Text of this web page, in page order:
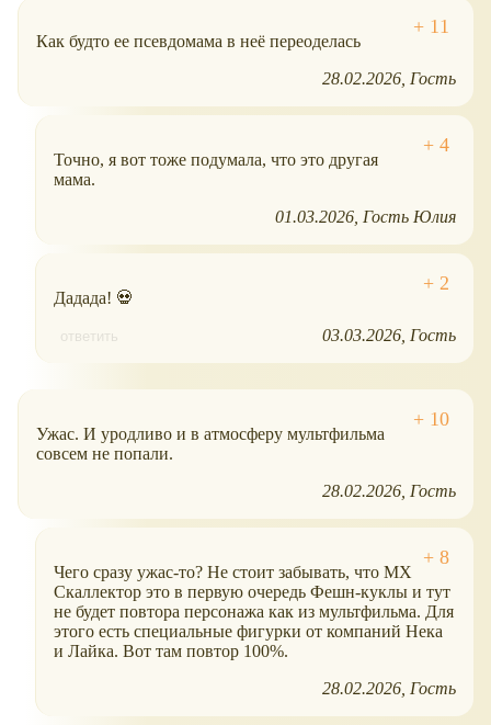
Как будто ее псевдомама в неё переоделась
28.02.2026 Гость
Точно, я вот тоже подумала, что это другая
мама.
01.03.2026 Гость Юлия
Дадада! 💀
ответить 03.03.2026 Гость
Ужас. И уродливо и в атмосферу мультфильма
совсем не попали.
28.02.2026 Гость
Чего сразу ужас-то? Не стоит забывать, что МХ
Скаллектор это в первую очередь Фешн-куклы и тут
не будет повтора персонажа как из мультфильма. Для
этого есть специальные фигурки от компаний Нека
и Лайка. Вот там повтор 100%.
28.02.2026 Гость